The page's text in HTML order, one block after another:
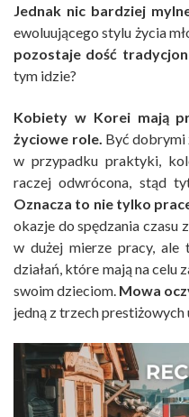
Jednak nic bardziej
ewoluującego stylu życia
pozostaje dość
tym idzie?
Kobiety w Korei mają
życiowe role. Być dobrymi
w przypadku praktyki,
raczej odwrócona, stąd
Oznacza to nie tylko
okazje do spędzania czasu
w dużej mierze pracy, ale
działań, które mają na celu
swoim dzieciom. Mowa
jedną z trzech prestiżowych